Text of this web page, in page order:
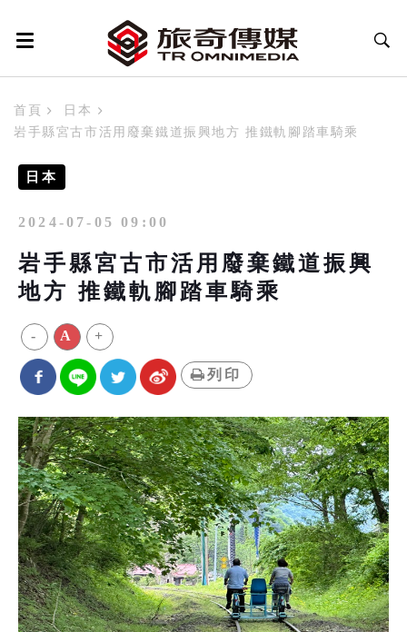
首頁
日本
岩手縣宮古市活用廢棄鐵道振興地方 推鐵軌腳踏車騎乘
日本
2024-07-05 09:00
岩手縣宮古市活用廢棄鐵道振興
地方 推鐵軌腳踏車騎乘
- A +
列印